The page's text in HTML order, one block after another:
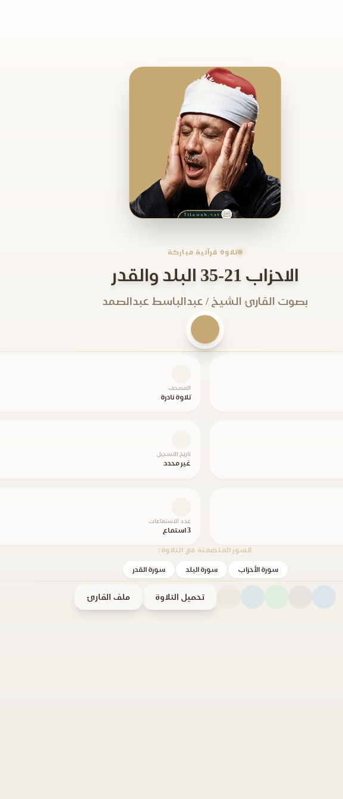
تلاوة قرآنية مباركة
الاحزاب 21-35 البلد والقدر
بصوت القارئ الشيخ / عبدالباسط عبدالصمد
المصحف
تلاوة نادرة
تاريخ التسجيل
غير محدد
عدد الاستماعات
3 استماع
السور المتضمنة في التلاوة:
سورة الأحزاب سورة البلد سورة القدر
تحميل التلاوة ملف القارئ